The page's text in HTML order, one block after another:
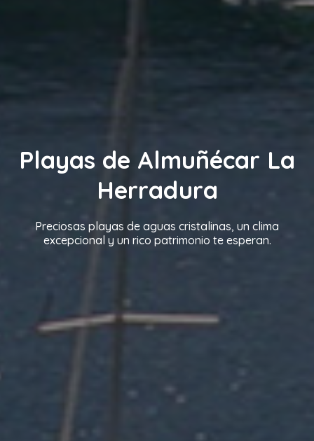
Playas de Almuñécar La
Herradura
Preciosas playas de aguas cristalinas, un clima
excepcional y un rico patrimonio te esperan.